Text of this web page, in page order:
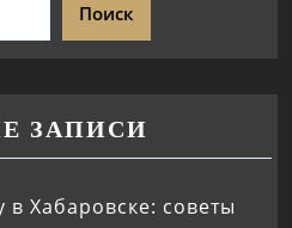
Поиск
ЗАПИСИ
в Хабаровске: советы